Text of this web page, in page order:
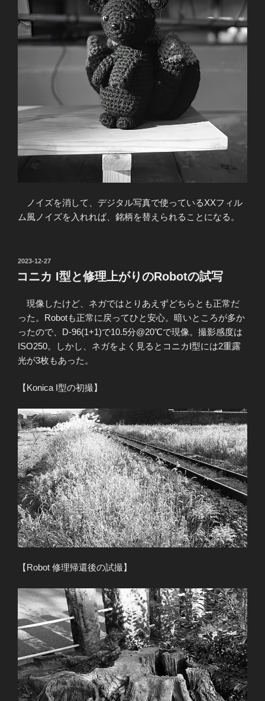
ノイズを消して、デジタル写真で使っているXXフィル
ム風ノイズを入れれば、銘柄を替えられることになる。
投
日:
2023-12-27
コニカ I型と修理上がりのRobotの試写
現像したけど、ネガではとりあえずどちらとも正常だ
った。Robotも正常に戻ってひと安心。暗いところが多か
ったので、D-96(1+1)で10.5分@20℃で現像。撮影感度は
ISO250。しかし、ネガをよく見るとコニカI型には2重露
光が3枚もあった。
【Konica I型の初撮】
【Robot 修理帰還後の試撮】